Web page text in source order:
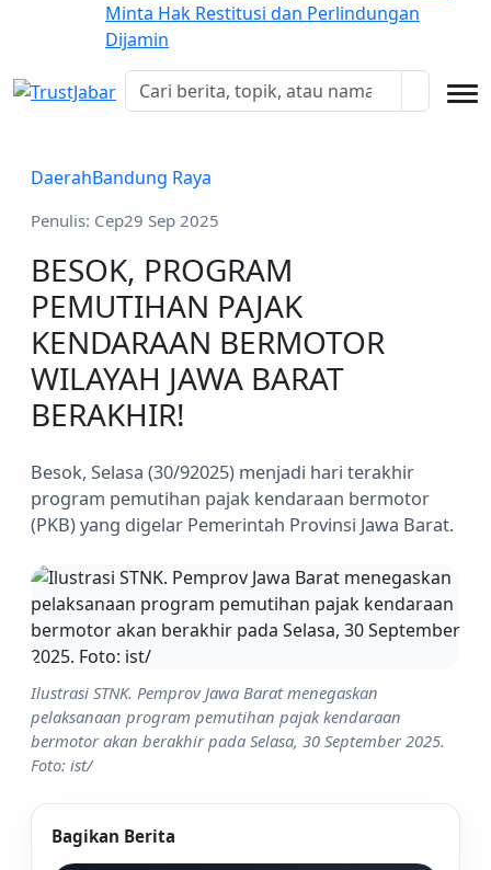
Minta Hak Restitusi dan Perlindungan
Dijamin
DaerahBandung Raya
Penulis: Cep29 Sep 2025
BESOK, PROGRAM
PEMUTIHAN PAJAK
KENDARAAN BERMOTOR
WILAYAH JAWA BARAT
BERAKHIR!
Besok, Selasa (30/92025) menjadi hari terakhir
program pemutihan pajak kendaraan bermotor
(PKB) yang digelar Pemerintah Provinsi Jawa Barat.
Ilustrasi STNK. Pemprov Jawa Barat menegaskan
pelaksanaan program pemutihan pajak kendaraan
bermotor akan berakhir pada Selasa, 30 September 2025.
Foto: ist/
Bagikan Berita